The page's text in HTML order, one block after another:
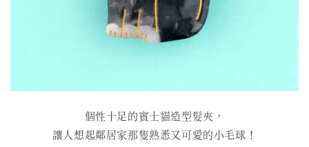
個性十足的賓士貓造型髮夾，
讓人想起鄰居家那隻熟悉又可愛的小毛球！